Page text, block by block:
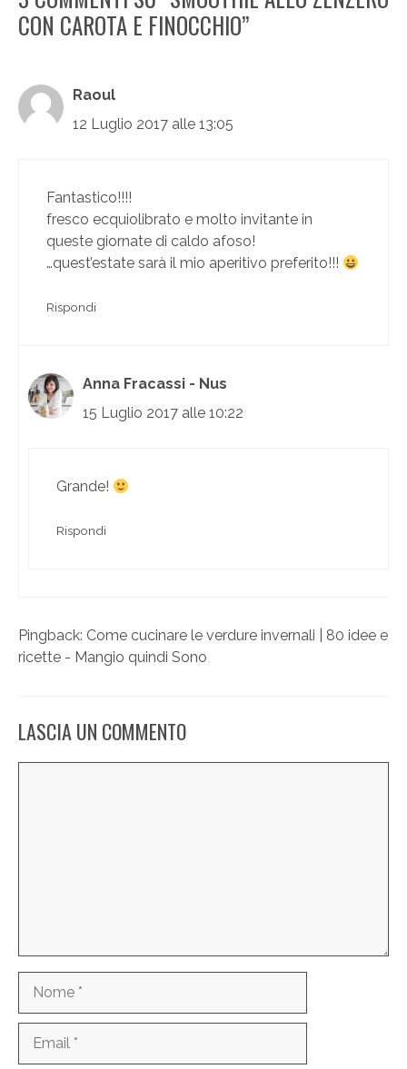
CON CAROTA E FINOCCHIO”
Raoul
12 Luglio 2017 alle 13:05
Fantastico!!!!
fresco ecquiolibrato e molto invitante in
queste giornate di caldo afoso!
…quest’estate sarà il mio aperitivo preferito!!!
Rispondi
Anna Fracassi - Nus
15 Luglio 2017 alle 10:22
Grande!
Rispondi
Pingback: Come cucinare le verdure invernali | 80 idee e
ricette - Mangio quindi Sono
LASCIA UN COMMENTO